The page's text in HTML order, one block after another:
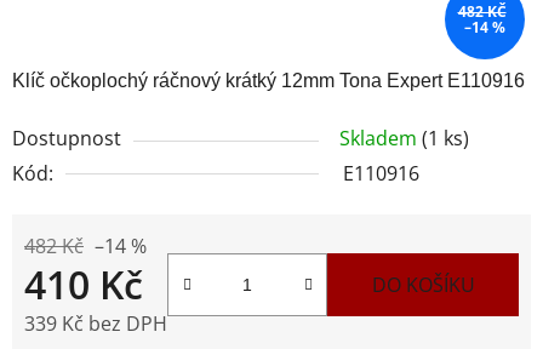
Klíč očkoplochý ráčnový krátký 12mm Tona Expert E110916
Dostupnost Skladem (1 ks)
Kód:
E110916
482 Kč –14 %
410 Kč
339 Kč bez DPH
DO KOŠÍKU
482 KČ
–14 %